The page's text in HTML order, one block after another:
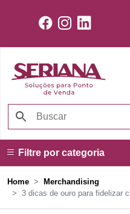
Filtre por categoria
Home
Merchandising
3 dicas de ouro para fidelizar